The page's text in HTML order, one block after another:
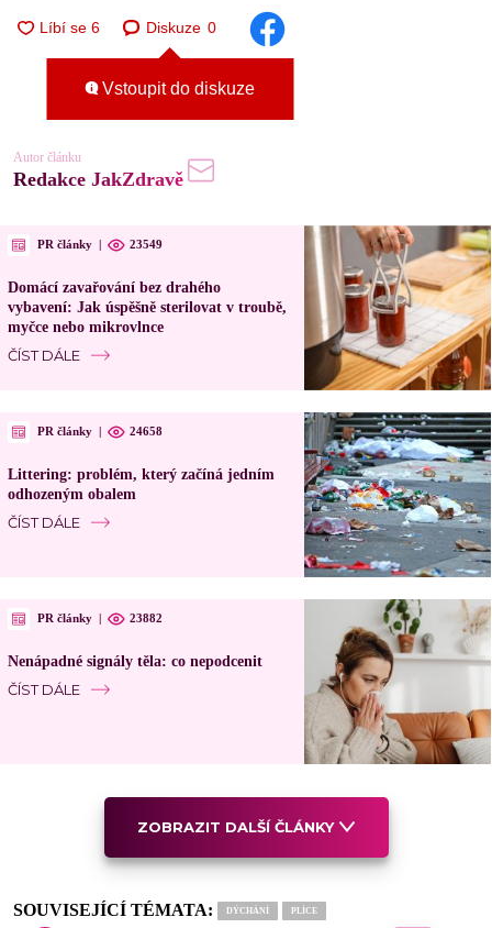
Diskuze 0
Vstoupit do diskuze
Autor článku
Redakce JakZdravě
PR články 23549
Domácí zavařování bez drahého
vybavení: Jak úspěšně sterilovat v troubě,
myčce nebo mikrovlnce
ČÍST DÁLE
PR články 24658
Littering: problém, který začíná jedním
odhozeným obalem
ČÍST DÁLE
PR články 23882
Nenápadné signály těla: co nepodcenit
ČÍST DÁLE
ZOBRAZIT DALŠÍ ČLÁNKY
SOUVISEJÍCÍ TÉMATA: DÝCHÁNÍ PLÍCE